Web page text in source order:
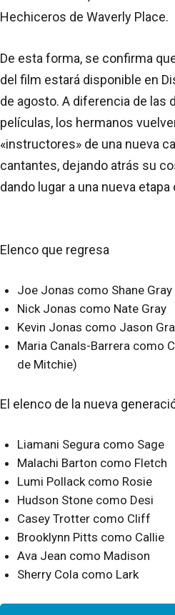
Hechiceros de Waverly Place.
De esta forma, se confirma
del film estará disponible en
de agosto. A diferencia de las
películas, los hermanos
«instructores» de una nueva
cantantes, dejando atrás su
dando lugar a una nueva etapa
Elenco que regresa
Joe Jonas como Shane Gray
Nick Jonas como Nate Gray
Kevin Jonas como Jason
Maria Canals-Barrera como
de Mitchie)
El elenco de la nueva
Liamani Segura como Sage
Malachi Barton como Fletch
Lumi Pollack como Rosie
Hudson Stone como Desi
Casey Trotter como Cliff
Brooklynn Pitts como Callie
Ava Jean como Madison
Sherry Cola como Lark